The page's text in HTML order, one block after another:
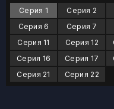
Серия 1 Серия 2
Серия 6
Серия 7
Серия 11
Серия 12
Серия 16
Серия 17
Серия 21
Серия 22